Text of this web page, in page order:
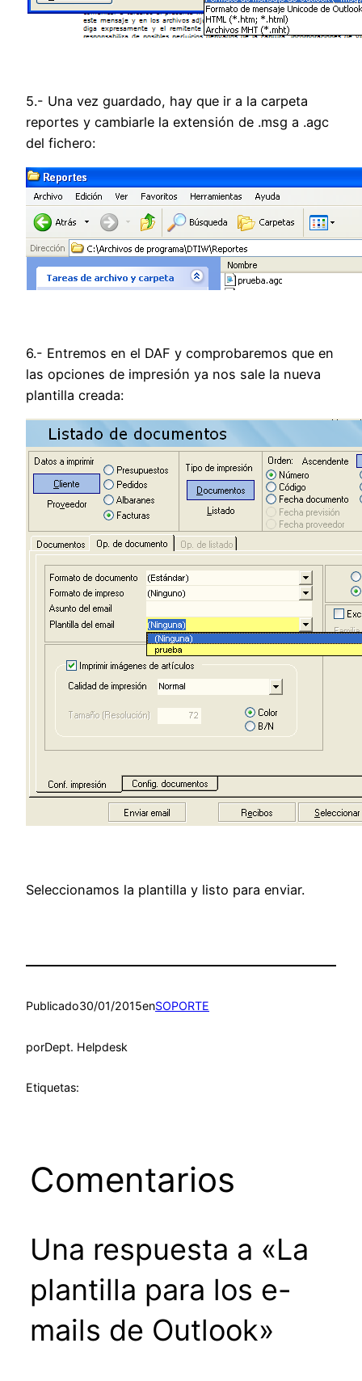
5.- Una vez guardado, hay que ir a la carpeta
reportes y cambiarle la extensión de .msg a .agc
del fichero:
6.- Entremos en el DAF y comprobaremos que en
las opciones de impresión ya nos sale la nueva
plantilla creada:
Seleccionamos la plantilla y listo para enviar.
Publicado30/01/2015enSOPORTE
porDept. Helpdesk
Etiquetas:
Comentarios
Una respuesta a «La
plantilla para los e-
mails de Outlook»